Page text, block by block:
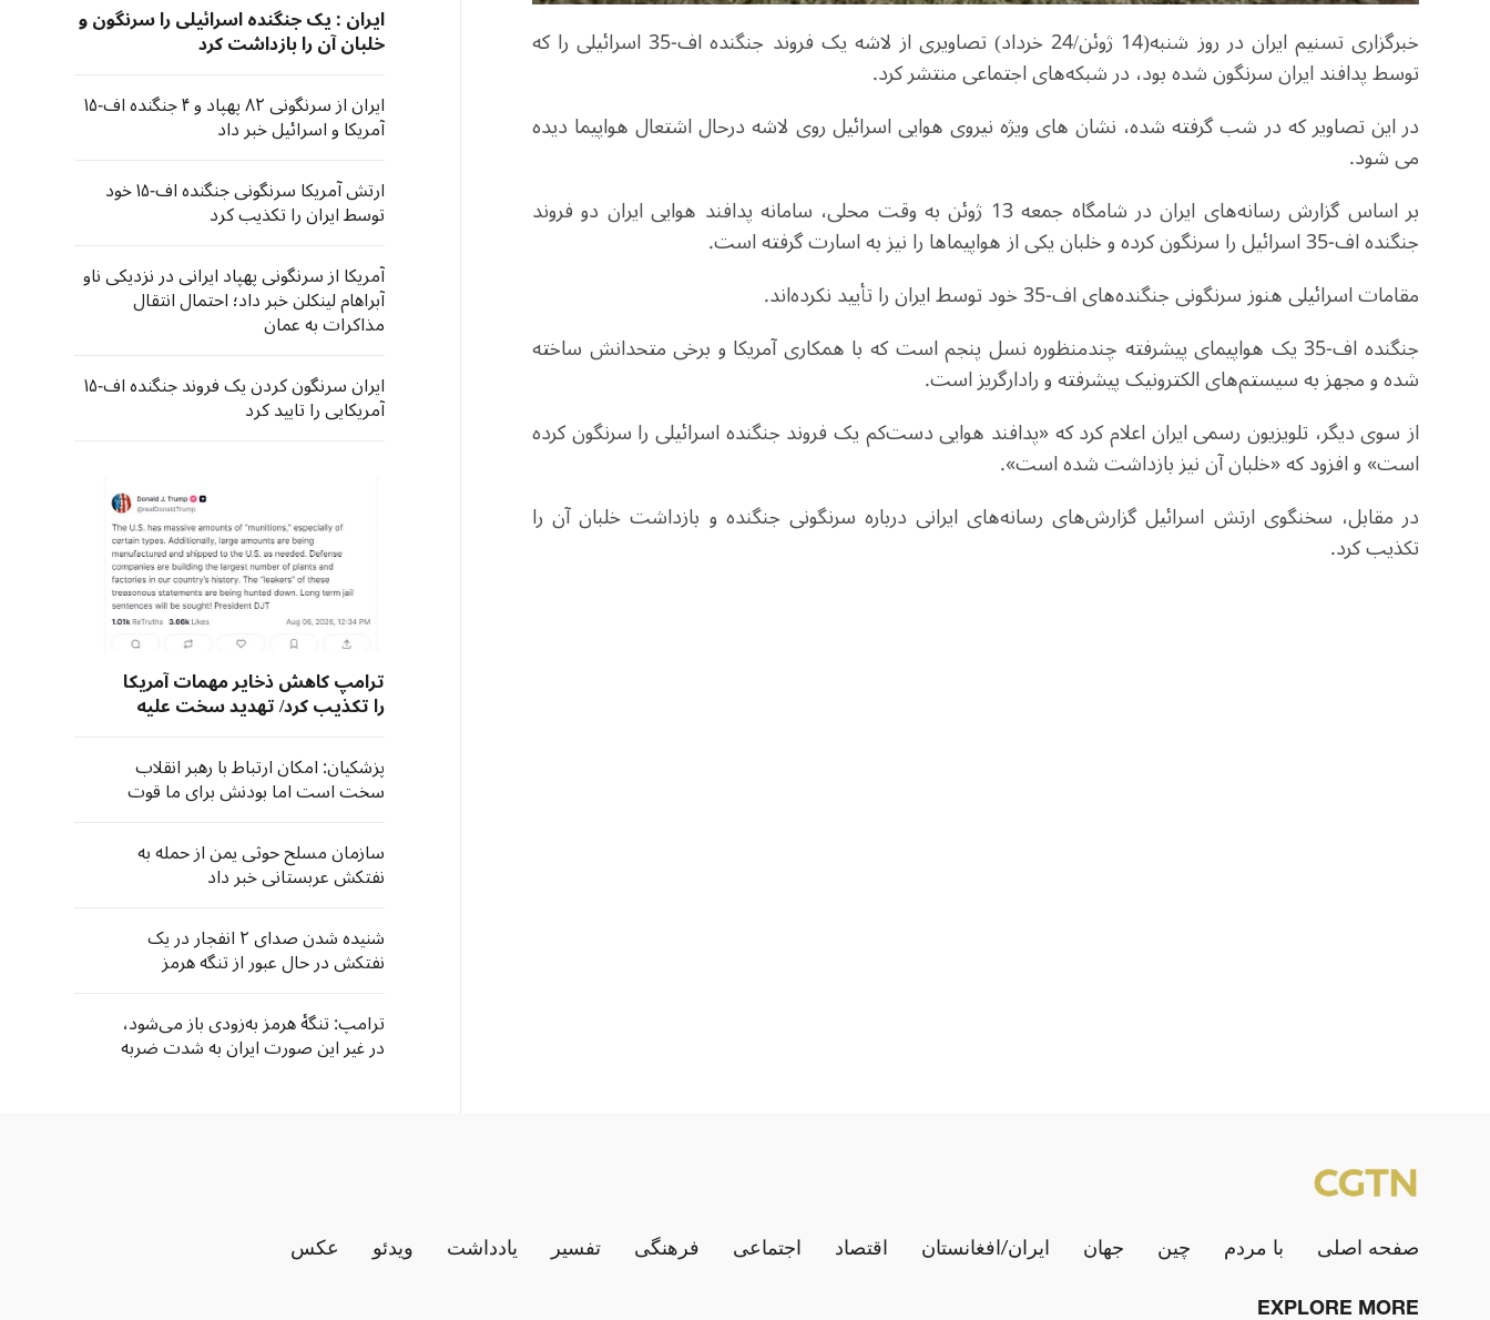
خبرگزاری تسنیم ایران در روز شنبه(14 ژوئن/24 خرداد) تصاویری از لاشه یک فروند جنگنده اف-35 اسرائیلی را که
توسط پدافند ایران سرنگون شده بود، در شبکه‌های اجتماعی منتشر کرد.
در این تصاویر که در شب گرفته شده، نشان های ویژه نیروی هوایی اسرائیل روی لاشه درحال اشتعال هواپیما دیده
می شود.
بر اساس گزارش رسانه‌های ایران در شامگاه جمعه 13 ژوئن به وقت محلی، سامانه پدافند هوایی ایران دو فروند
جنگنده اف-35 اسرائیل را سرنگون کرده و خلبان یکی از هواپیماها را نیز به اسارت گرفته است.
مقامات اسرائیلی هنوز سرنگونی جنگنده‌های اف-35 خود توسط ایران را تأیید نکرده‌اند.
جنگنده اف-35 یک هواپیمای پیشرفته چندمنظوره نسل پنجم است که با همکاری آمریکا و برخی متحدانش ساخته
شده و مجهز به سیستم‌های الکترونیک پیشرفته و رادارگریز است.
از سوی دیگر، تلویزیون رسمی ایران اعلام کرد که «پدافند هوایی دست‌کم یک فروند جنگنده اسرائیلی را سرنگون کرده
است» و افزود که «خلبان آن نیز بازداشت شده است».
در مقابل، سخنگوی ارتش اسرائیل گزارش‌های رسانه‌های ایرانی درباره سرنگونی جنگنده و بازداشت خلبان آن را
تکذیب کرد.
ایران : یک جنگنده اسرائیلی را سرنگون و
خلبان آن را بازداشت کرد
ایران از سرنگونی ۸۲ پهپاد و ۴ جنگنده اف-۱۵
آمریکا و اسرائیل خبر داد
ارتش آمریکا سرنگونی جنگنده اف-۱۵ خود
توسط ایران را تکذیب کرد
آمریکا از سرنگونی پهپاد ایرانی در نزدیکی ناو
آبراهام لینکلن خبر داد؛ احتمال انتقال
مذاکرات به عمان
ایران سرنگون کردن یک فروند جنگنده اف-۱۵
آمریکایی را تایید کرد
ترامپ کاهش ذخایر مهمات آمریکا
را تکذیب کرد/ تهدید سخت علیه
«افشاگران»
پزشکیان: امکان ارتباط با رهبر انقلاب
سخت است اما بودنش برای ما قوت
قلب است
سازمان مسلح حوثی یمن از حمله به
نفتکش عربستانی خبر داد
شنیده شدن صدای ۲ انفجار در یک
نفتکش در حال عبور از تنگه هرمز
ترامپ: تنگهٔ هرمز به‌زودی باز می‌شود،
در غیر این صورت ایران به شدت ضربه
صفحه اصلی با مردم چین جهان ایران/افغانستان اقتصاد اجتماعی فرهنگی تفسیر یادداشت ویدئو عکس
EXPLORE MORE